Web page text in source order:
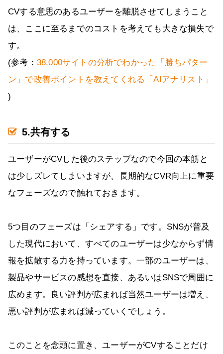
CVする意思のあるユーザーを離脱させてしまうこと
は、ここに至るまでのコストを考えても大きな損失で
す。
(参考： 38,000サイトの分析でわかった「勝ちパター
ン」で改善ポイントを教えてくれる「AIアナリスト」
)
5.共有する
ユーザーがCVした後のステップなので今回の本筋と
は少しズレてしまいますが、長期的なCVR向上に重要
なフェーズなので触れておきます。
5つ目のフェーズは「シェアする」です。SNSが普及
した現代において、すべてのユーザーは少なからず情
報を拡散する力を持っています。一部のユーザーは、
製品やサービスの感想を直接、あるいはSNSで周囲に
広めます。良い評判が広まれば当然ユーザーは増え、
悪い評判が広まれば減っていくでしょう。
このことを念頭に置き、ユーザーがCVすることだけ